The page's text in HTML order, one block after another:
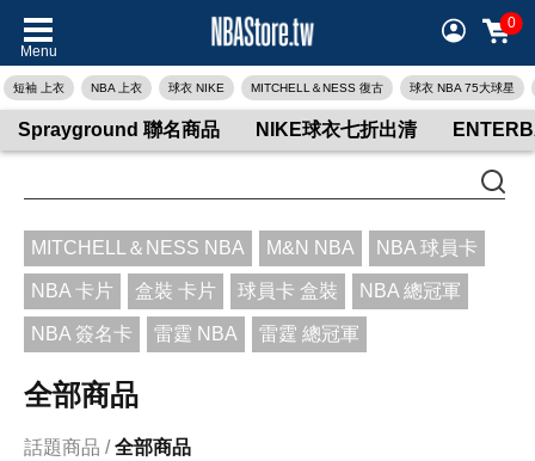
Menu
0
短袖 上衣 NBA 上衣 球衣 NIKE MITCHELL＆NESS 復古 球衣 NBA 75大球星
Sprayground 聯名商品 NIKE球衣七折出清
MITCHELL＆NESS NBA M&N NBA NBA 球員卡
NBA 卡片 盒裝 卡片 球員卡 盒裝 NBA 總冠軍
NBA 簽名卡 雷霆 NBA 雷霆 總冠軍
全部商品
話題商品 全部商品